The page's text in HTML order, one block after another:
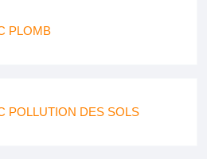
PLOMB
POLLUTION DES SOLS